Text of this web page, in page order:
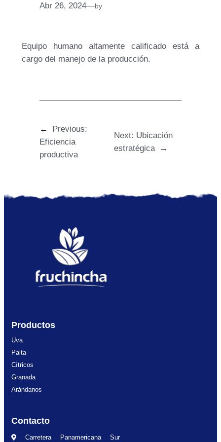
Abr 26, 2024—by
Equipo humano altamente calificado está a
cargo del manejo de la producción.
←
Previous:
Eficiencia
productiva
Next: Ubicación
estratégica
→
Productos
Uva
Palta
Cítricos
Granada
Arándanos
Contacto
Carretera Panamericana Sur